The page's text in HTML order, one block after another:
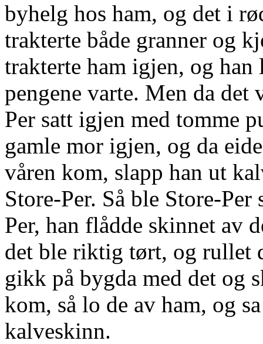
byhelg hos ham, og det i
trakterte både granner og
trakterte ham igjen, og han
pengene varte. Men da
Per satt igjen med tomme
gamle mor igjen, og da
våren kom, slapp han ut
Store-Per. Så ble Store-
Per, han flådde skinnet av
det ble riktig tørt, og rullet
gikk på bygda med det og
kom, så lo de av ham, og
kalveskinn.